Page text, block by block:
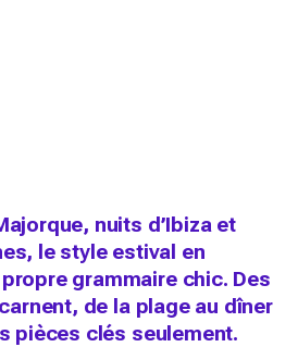
nuits d’Ibiza et
le style estival en
grammaire chic. Des
de la plage au dîner
pièces clés seulement.